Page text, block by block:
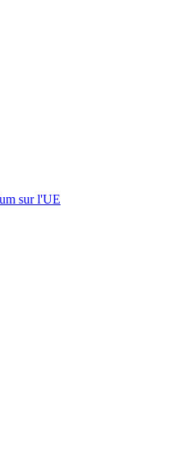
sur l'UE